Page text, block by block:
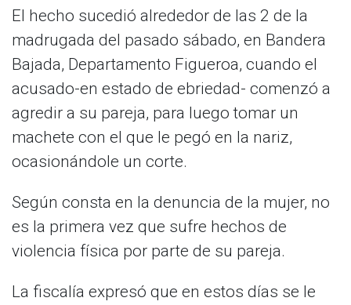
El hecho sucedió alrededor de las 2 de la
madrugada del pasado sábado, en Bandera
Bajada, Departamento Figueroa, cuando el
acusado-en estado de ebriedad- comenzó a
agredir a su pareja, para luego tomar un
machete con el que le pegó en la nariz,
ocasionándole un corte.
Según consta en la denuncia de la mujer, no
es la primera vez que sufre hechos de
violencia física por parte de su pareja.
La fiscalía expresó que en estos días se le